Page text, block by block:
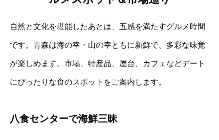
自然と文化を堪能したあとは、五感を満たすグルメ時間
です。青森は海の幸・山の幸ともに新鮮で、多彩な味覚
が楽しめます。市場、特産品、屋台、カフェなどデート
にぴったりな食のスポットをご案内します。
八食センターで海鮮三昧